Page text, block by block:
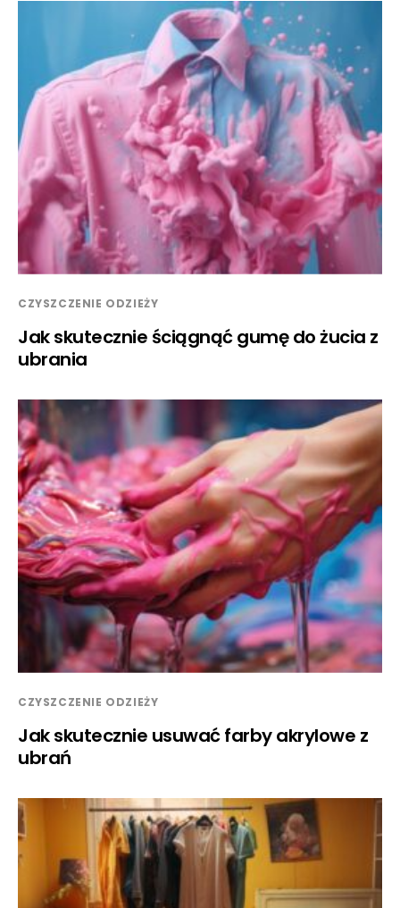
CZYSZCZENIE ODZIEŻY
Jak skutecznie ściągnąć gumę do żucia z
ubrania
CZYSZCZENIE ODZIEŻY
Jak skutecznie usuwać farby akrylowe z
ubrań